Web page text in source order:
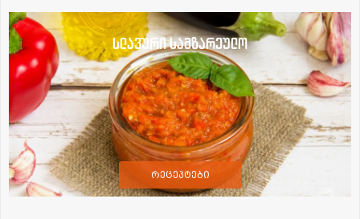
სლავური სამზარეულო
რეცეპტები